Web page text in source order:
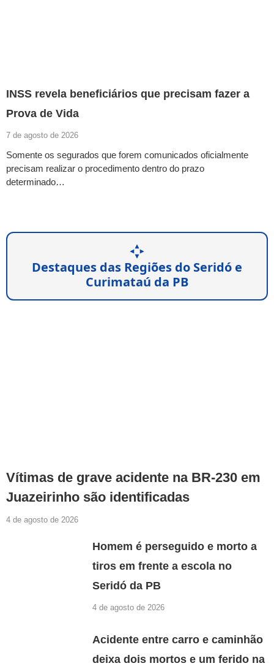
INSS revela beneficiários que precisam fazer a
Prova de Vida
7 de agosto de 2026
Somente os segurados que forem comunicados oficialmente
precisam realizar o procedimento dentro do prazo
determinado…
Destaques das Regiões do Seridó e
Curimataú da PB
Vítimas de grave acidente na BR-230 em
Juazeirinho são identificadas
4 de agosto de 2026
Homem é perseguido e morto a
tiros em frente a escola no
Seridó da PB
4 de agosto de 2026
Acidente entre carro e caminhão
deixa dois mortos e um ferido na